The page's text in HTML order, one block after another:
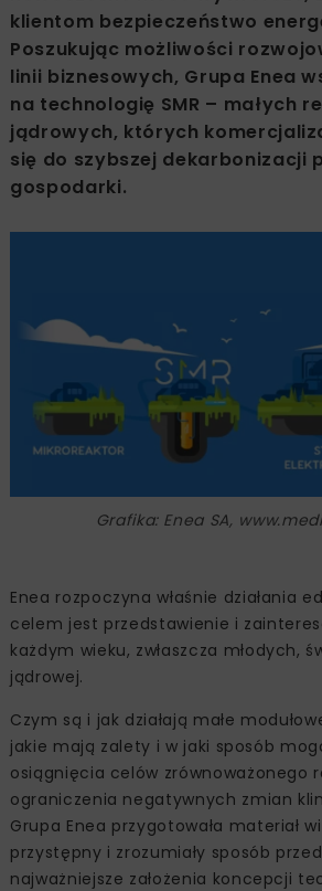
klientom bezpieczeństwo
Poszukując możliwości
linii biznesowych, Grupa Enea
na technologię SMR – małych
jądrowych, których
się do szybszej dekarbonizacji
gospodarki.
Grafika: Enea SA,
Enea rozpoczyna właśnie działania
celem jest przedstawienie i
każdym wieku, zwłaszcza młodych,
jądrowej.
Czym są i jak działają małe
jakie mają zalety i w jaki sposób
osiągnięcia celów zrównoważonego
ograniczenia negatywnych zmian
Grupa Enea przygotowała materiał
przystępny i zrozumiały sposób
najważniejsze założenia koncepcji